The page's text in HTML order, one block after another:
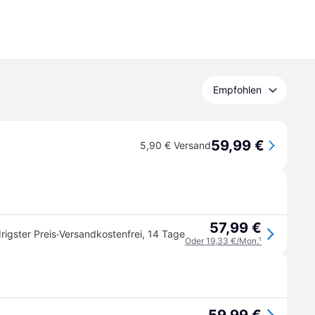
Empfohlen
5,90 € Versand59,99 €
Preis·Versandkostenfrei, 14 Tage 57,99 €
Oder 19,33 €/Mon.¹